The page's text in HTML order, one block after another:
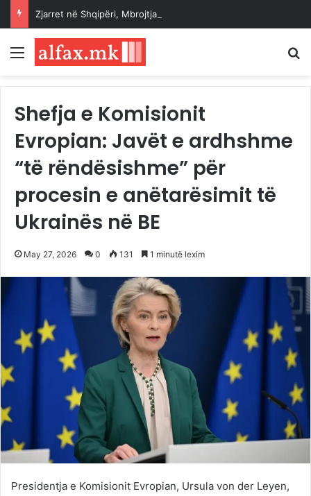
Menu
Shefja e Komisionit
Evropian: Javët e ardhshme
“të rëndësishme” për
procesin e anëtarësimit të
Ukrainës në BE
May 27, 2026 0 131 1 minutë lexim
Presidentja e Komisionit Evropian, Ursula von der Leyen,